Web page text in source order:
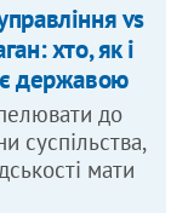
vs
хто, як і
державою
до
суспільства,
мати